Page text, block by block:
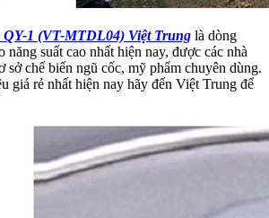
1 (VT-MTDL04) Việt Trung là dòng
năng suất cao nhất hiện nay, được các nhà
sở chế biến ngũ cốc, mỹ phẩm chuyên dùng.
giá rẻ nhất hiện nay hãy đến Việt Trung để